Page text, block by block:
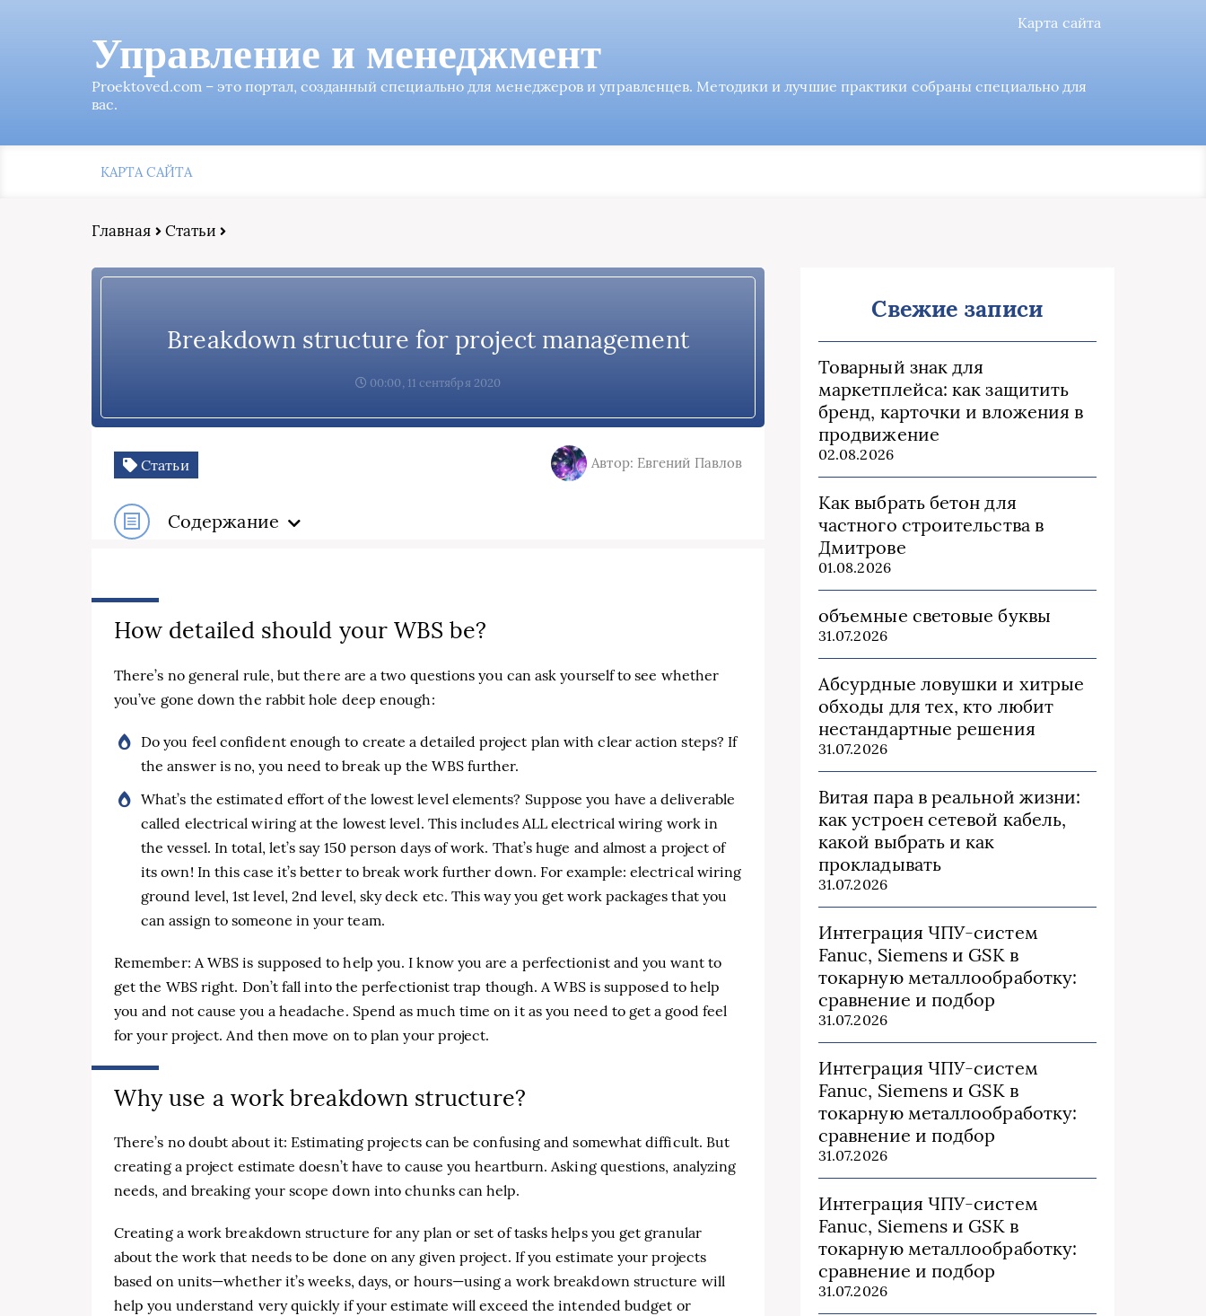
Карта сайта
Управление и менеджмент
Proektoved.com – это портал, созданный специально для менеджеров и управленцев. Методики и лучшие практики собраны специально для
вас.
КАРТА САЙТА
Главная Статьи
Breakdown structure for project management
00:00, 11 сентября 2020
Статьи Автор: Евгений Павлов
Содержание
How detailed should your WBS be?
There’s no general rule, but there are a two questions you can ask yourself to see whether
you’ve gone down the rabbit hole deep enough:
Do you feel confident enough to create a detailed project plan with clear action steps? If
the answer is no, you need to break up the WBS further.
What’s the estimated effort of the lowest level elements? Suppose you have a deliverable
called electrical wiring at the lowest level. This includes ALL electrical wiring work in
the vessel. In total, let’s say 150 person days of work. That’s huge and almost a project of
its own! In this case it’s better to break work further down. For example: electrical wiring
ground level, 1st level, 2nd level, sky deck etc. This way you get work packages that you
can assign to someone in your team.
Remember: A WBS is supposed to help you. I know you are a perfectionist and you want to
get the WBS right. Don’t fall into the perfectionist trap though. A WBS is supposed to help
you and not cause you a headache. Spend as much time on it as you need to get a good feel
for your project. And then move on to plan your project.
Why use a work breakdown structure?
There’s no doubt about it: Estimating projects can be confusing and somewhat difficult. But
creating a project estimate doesn’t have to cause you heartburn. Asking questions, analyzing
needs, and breaking your scope down into chunks can help.
Creating a work breakdown structure for any plan or set of tasks helps you get granular
about the work that needs to be done on any given project. If you estimate your projects
based on units—whether it’s weeks, days, or hours—using a work breakdown structure will
help you understand very quickly if your estimate will exceed the intended budget or
Свежие записи
Товарный знак для
маркетплейса: как защитить
бренд, карточки и вложения в
продвижение
02.08.2026
Как выбрать бетон для
частного строительства в
Дмитрове
01.08.2026
объемные световые буквы
31.07.2026
Абсурдные ловушки и хитрые
обходы для тех, кто любит
нестандартные решения
31.07.2026
Витая пара в реальной жизни:
как устроен сетевой кабель,
какой выбрать и как
прокладывать
31.07.2026
Интеграция ЧПУ-систем
Fanuc, Siemens и GSK в
токарную металлообработку:
сравнение и подбор
31.07.2026
Интеграция ЧПУ-систем
Fanuc, Siemens и GSK в
токарную металлообработку:
сравнение и подбор
31.07.2026
Интеграция ЧПУ-систем
Fanuc, Siemens и GSK в
токарную металлообработку:
сравнение и подбор
31.07.2026